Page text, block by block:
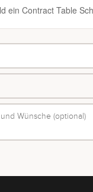
ein Contract Table